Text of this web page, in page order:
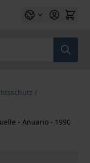
/
- Anuario - 1990